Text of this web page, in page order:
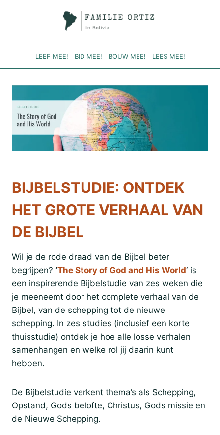
LEEF MEE! BID MEE! BOUW MEE! LEES MEE!
BIJBELSTUDIE: ONTDEK
HET GROTE VERHAAL VAN
DE BIJBEL
Wil je de rode draad van de Bijbel beter
begrijpen? ‘The Story of God and His World‘ is
een inspirerende Bijbelstudie van zes weken die
je meeneemt door het complete verhaal van de
Bijbel, van de schepping tot de nieuwe
schepping. In zes studies (inclusief een korte
thuisstudie) ontdek je hoe alle losse verhalen
samenhangen en welke rol jij daarin kunt
hebben.
De Bijbelstudie verkent thema’s als Schepping,
Opstand, Gods belofte, Christus, Gods missie en
de Nieuwe Schepping.